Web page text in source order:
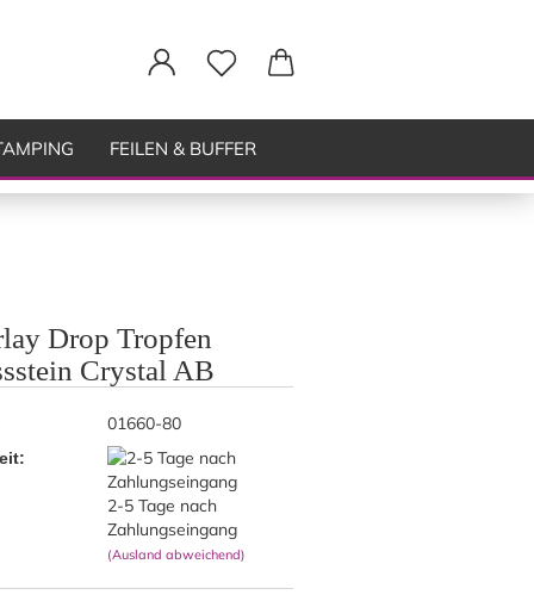
FEILEN & BUFFER
Drop Tropfen
Crystal AB
01660-80
2-5 Tage nach
Zahlungseingang
(Ausland abweichend)